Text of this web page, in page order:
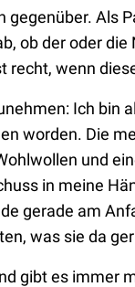
gegenüber. Als
ob der oder die
recht, wenn
Ich bin
worden. Die
und
in meine
gerade am
was sie da
gibt es immer